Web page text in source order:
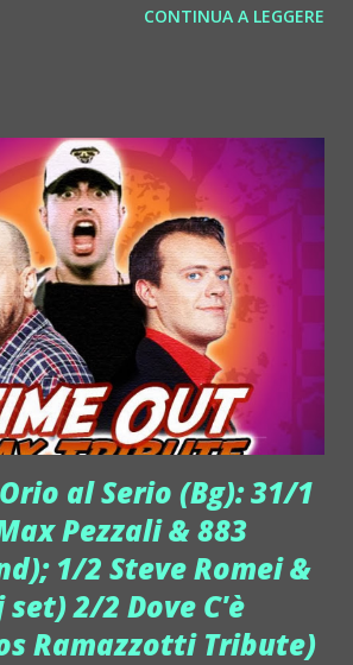
info@madeclubcomo.com tel.
Folies Du Plaisir @ Made Club
Lippoli Venerdì 31 gennaio 2014
per chi ama la house a Como e non
segnare bene in chiaro sull'agenda, visto
festa unica. Per riscoprire lo spirito
i primi party de "Les Folies Du
organizzazione house di Como e
1993), Made Club, la disco numero uno
ha deciso di affiancare all'incredibile
CONTINUA A LEGGERE
al Serio (Bg): 31/1
Pezzali & 883
1/2 Steve Romei &
2/2 Dove C'è
Ramazzotti Tribute)